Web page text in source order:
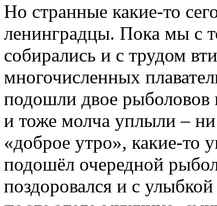
Но странные какие-то
ленинградцы. Пока мы с
собирались и с трудом
многочисленных
подошли двое
и тоже молча уплыли – ни
«доброе утро», какие-
подошёл очередной
поздоровался и с